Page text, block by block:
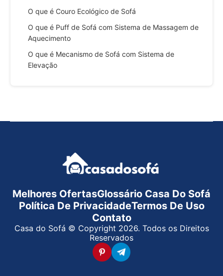
O que é Couro Ecológico de Sofá
O que é Puff de Sofá com Sistema de Massagem de
Aquecimento
O que é Mecanismo de Sofá com Sistema de
Elevação
Melhores OfertasGlossário Casa Do Sofá
Política De PrivacidadeTermos De Uso
Contato
Casa do Sofá © Copyright 2026. Todos os Direitos
Reservados